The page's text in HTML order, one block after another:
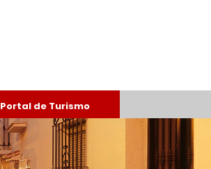
Portal de Turismo